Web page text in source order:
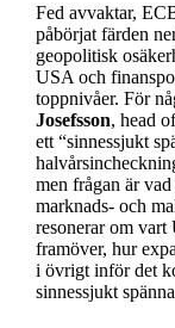
Fed avvaktar,
påbörjat färden
geopolitisk
USA och
toppnivåer. För
Josefsson, head
ett “sinnessjukt
men frågan är
marknads- och
resonerar om
framöver, hur
i övrigt inför det
sinnessjukt